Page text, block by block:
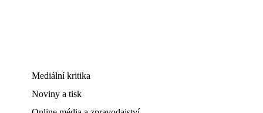
Mediální kritika
Noviny a tisk